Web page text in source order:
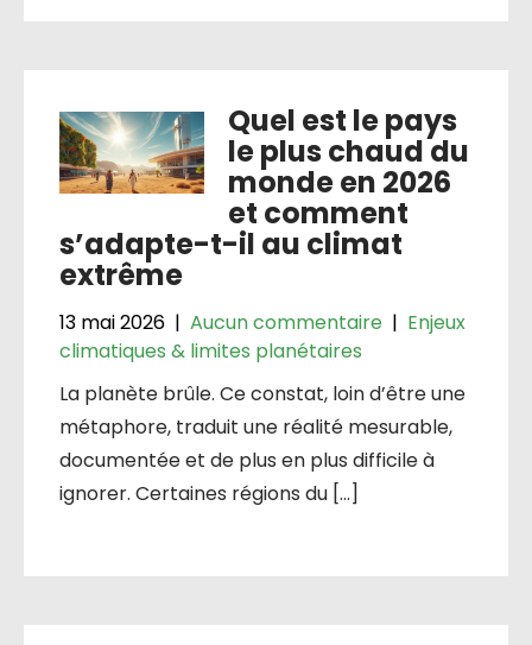
Quel est le pays
le plus chaud du
monde en 2026
et comment
s’adapte-t-il au climat
extrême
13 mai 2026 | Aucun commentaire | Enjeux
climatiques & limites planétaires
La planète brûle. Ce constat, loin d’être une
métaphore, traduit une réalité mesurable,
documentée et de plus en plus difficile à
ignorer. Certaines régions du […]